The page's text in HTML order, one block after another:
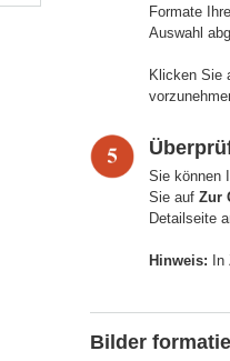
Formate
Auswahl
Klicken Sie
Sie können
Sie auf Zur
Detailseite
Hinweis:
Bilder